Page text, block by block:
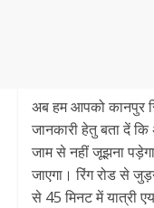
अब हम आपको कानपुर
जानकारी हेतु बता दें कि
जाम से नहीं जूझना पड़ेगा
जाएगा। रिंग रोड से
से 45 मिनट में यात्री